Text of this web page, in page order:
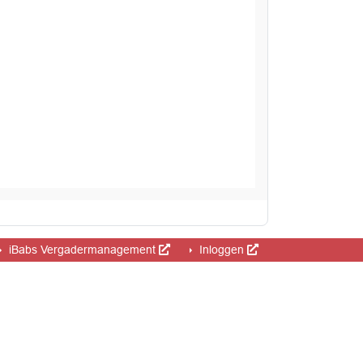
iBabs Vergadermanagement Inloggen